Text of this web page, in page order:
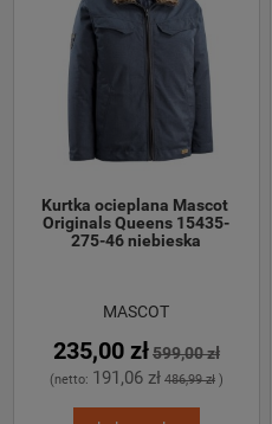
Kurtka ocieplana Mascot
Originals Queens 15435-
275-46 niebieska
MASCOT
235,00 zł599,00 zł
(netto: 191,06 zł 486,99 zł)